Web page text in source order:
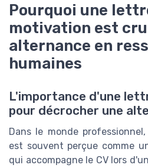
Pourquoi une
motivation est
alternance en
humaines
L'importance d'une
pour décrocher une
Dans le monde
est souvent perçue comme
qui accompagne le CV lors